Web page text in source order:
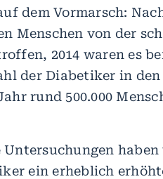
dem Vormarsch:
Menschen von der
2014 waren es
der Diabetiker in
rund 500.000
ein erheblich